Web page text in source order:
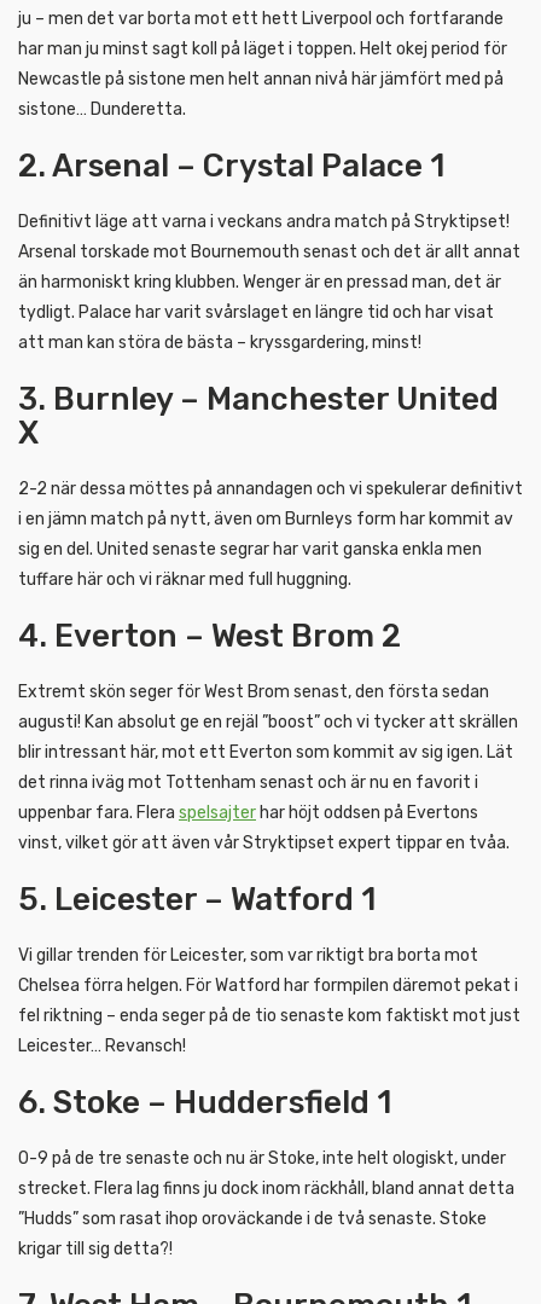
ju – men det var borta mot ett hett Liverpool och fortfarande
har man ju minst sagt koll på läget i toppen. Helt okej period för
Newcastle på sistone men helt annan nivå här jämfört med på
sistone… Dunderetta.
2. Arsenal – Crystal Palace 1
Definitivt läge att varna i veckans andra match på Stryktipset!
Arsenal torskade mot Bournemouth senast och det är allt annat
än harmoniskt kring klubben. Wenger är en pressad man, det är
tydligt. Palace har varit svårslaget en längre tid och har visat
att man kan störa de bästa – kryssgardering, minst!
3. Burnley – Manchester United
X
2-2 när dessa möttes på annandagen och vi spekulerar definitivt
i en jämn match på nytt, även om Burnleys form har kommit av
sig en del. United senaste segrar har varit ganska enkla men
tuffare här och vi räknar med full huggning.
4. Everton – West Brom 2
Extremt skön seger för West Brom senast, den första sedan
augusti! Kan absolut ge en rejäl ”boost” och vi tycker att skrällen
blir intressant här, mot ett Everton som kommit av sig igen. Lät
det rinna iväg mot Tottenham senast och är nu en favorit i
uppenbar fara. Flera spelsajter har höjt oddsen på Evertons
vinst, vilket gör att även vår Stryktipset expert tippar en tvåa.
5. Leicester – Watford 1
Vi gillar trenden för Leicester, som var riktigt bra borta mot
Chelsea förra helgen. För Watford har formpilen däremot pekat i
fel riktning – enda seger på de tio senaste kom faktiskt mot just
Leicester… Revansch!
6. Stoke – Huddersfield 1
0-9 på de tre senaste och nu är Stoke, inte helt ologiskt, under
strecket. Flera lag finns ju dock inom räckhåll, bland annat detta
”Hudds” som rasat ihop oroväckande i de två senaste. Stoke
krigar till sig detta?!